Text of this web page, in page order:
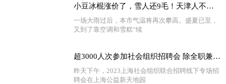
小豆冰棍涨价了，雪人还9毛！天津人不惧“雪糕刺客”，在乎的是……_天天热门
一场大雨过后，本市气温将再次攀高。盛夏已至，
又到了靠空调和雪糕“续
超3000人次参加社会组织招聘会 除全职兼职外 还有35家单位提供针对在校大学生的实习见习岗位-播报
昨天下午，2023上海社会组织联合招聘线下专场招
聘会在上海公益新天地园